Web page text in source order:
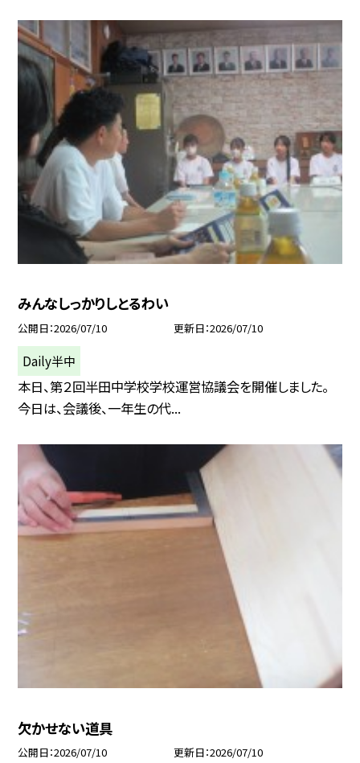
みんなしっかりしとるわい
公開日 2026/07/10 更新日 2026/07/10
Daily半中
本日、第２回半田中学校学校運営協議会を開催しました。
今日は、会議後、一年生の代...
欠かせない道具
公開日 2026/07/10 更新日 2026/07/10